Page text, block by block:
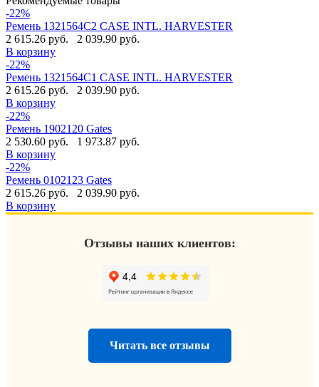
-22%
Ремень 1321564C2 CASE INTL. HARVESTER
2 615.26 руб.
2 039.90 руб.
В корзину
-22%
Ремень 1321564C1 CASE INTL. HARVESTER
2 615.26 руб.
2 039.90 руб.
В корзину
-22%
Ремень 1902120 Gates
2 530.60 руб.
1 973.87 руб.
В корзину
-22%
Ремень 0102123 Gates
2 615.26 руб.
2 039.90 руб.
В корзину
Отзывы наших клиентов:
Читать все отзывы